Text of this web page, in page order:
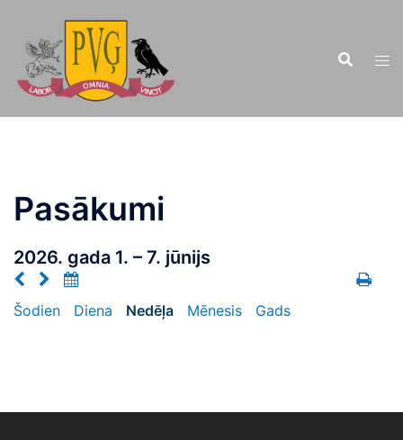
saturu
Pasākumi
2026. gada 1. – 7. jūnijs
Šodien Diena Nedēļa Mēnesis Gads